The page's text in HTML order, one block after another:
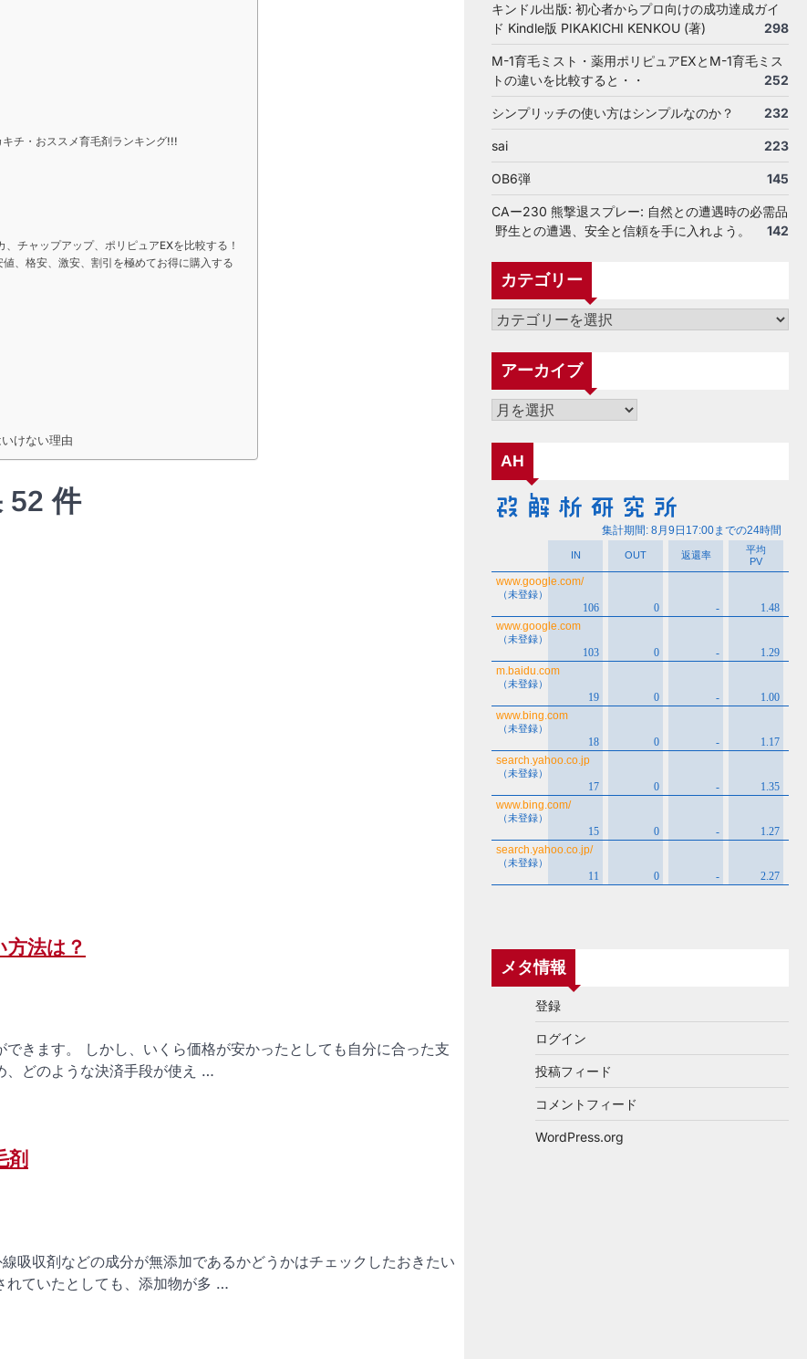
チ・おススメ育毛剤ランキング!!!
チャップアップ、ポリピュアEXを比較する！
、格安、激安、割引を極めてお得に購入する
けない理由
52 件
法は？
きます。 しかし、いくら価格が安かったとしても自分に合った支
、どのような決済手段が使え …
剤
吸収剤などの成分が無添加であるかどうかはチェックしたおきたい
れていたとしても、添加物が多 …
キンドル出版: 初心者からプロ向けの成功達成ガイ
ド Kindle版 PIKAKICHI KENKOU (著)
298
M-1育毛ミスト・薬用ポリピュアEXとM-1育毛ミス
トの違いを比較すると・・
252
シンプリッチの使い方はシンプルなのか？ 232
sai 223
OB6弾 145
CAー230 熊撃退スプレー: 自然との遭遇時の必需品
野生との遭遇、安全と信頼を手に入れよう。
142
カテゴリー
カ
ゴ
ー
アーカイブ
ア
カ
ブ
AH
メタ情報
登録
ログイン
投稿フィード
コメントフィード
WordPress.org